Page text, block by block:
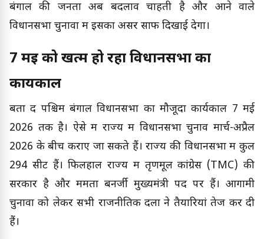
बंगाल की जनता अब बदलाव चाहती है और आने वाले
विधानसभा चुनावों में इसका असर साफ दिखाई देगा।
7 मई को खत्म हो रहा विधानसभा का
कार्यकाल
बता दें पश्चिम बंगाल विधानसभा का मौजूदा कार्यकाल 7 मई
2026 तक है। ऐसे में राज्य में विधानसभा चुनाव मार्च-अप्रैल
2026 के बीच कराए जा सकते हैं। राज्य की विधानसभा में कुल
294 सीटें हैं। फिलहाल राज्य में तृणमूल कांग्रेस (TMC) की
सरकार है और ममता बनर्जी मुख्यमंत्री पद पर हैं। आगामी
चुनावों को लेकर सभी राजनीतिक दलों ने तैयारियां तेज कर दी
हैं।